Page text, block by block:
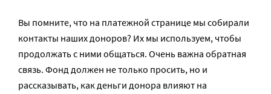
Вы помните, что на платежной странице мы собирали
контакты наших доноров? Их мы используем, чтобы
продолжать с ними общаться. Очень важна обратная
связь. Фонд должен не только просить, но и
рассказывать, как деньги донора влияют на